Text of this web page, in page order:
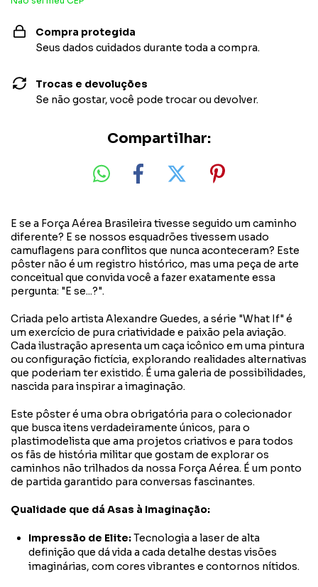
Compra protegida
Seus dados cuidados durante toda a compra.
Trocas e devoluções
Se não gostar, você pode trocar ou devolver.
Compartilhar:
E se a Força Aérea Brasileira tivesse seguido um caminho
diferente? E se nossos esquadrões tivessem usado
camuflagens para conflitos que nunca aconteceram? Este
pôster não é um registro histórico, mas uma peça de arte
conceitual que convida você a fazer exatamente essa
pergunta: "E se...?".
Criada pelo artista Alexandre Guedes, a série "What If" é
um exercício de pura criatividade e paixão pela aviação.
Cada ilustração apresenta um caça icônico em uma pintura
ou configuração fictícia, explorando realidades alternativas
que poderiam ter existido. É uma galeria de possibilidades,
nascida para inspirar a imaginação.
Este pôster é uma obra obrigatória para o colecionador
que busca itens verdadeiramente únicos, para o
plastimodelista que ama projetos criativos e para todos
os fãs de história militar que gostam de explorar os
caminhos não trilhados da nossa Força Aérea. É um ponto
de partida garantido para conversas fascinantes.
Qualidade que dá Asas à Imaginação:
Impressão de Elite:Tecnologia a laser de alta
definição que dá vida a cada detalhe destas visões
imaginárias, com cores vibrantes e contornos nítidos.